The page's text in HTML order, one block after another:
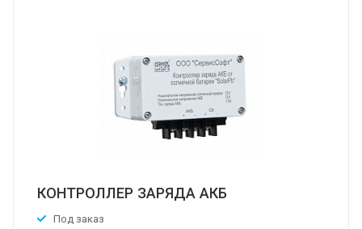
КОНТРОЛЛЕР ЗАРЯДА АКБ
Под заказ